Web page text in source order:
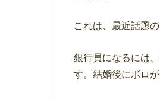
これは、最近話題
銀行員になるには
す。結婚後にボロ